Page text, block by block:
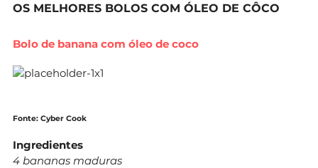
OS MELHORES BOLOS COM ÓLEO DE CÔCO
Bolo de banana com óleo de coco
Fonte: Cyber Cook
Ingredientes
4 bananas maduras